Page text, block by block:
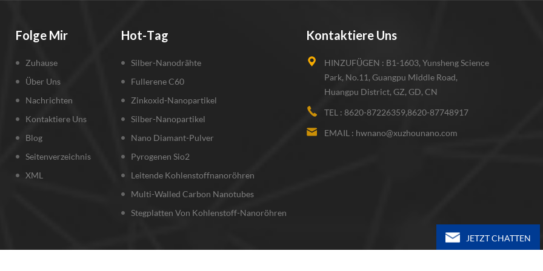
Folge Mir
Zuhause
Über Uns
Nachrichten
Kontaktiere Uns
Blog
Seitenverzeichnis
XML
Hot-Tag
Silber-Nanodrähte
Fullerene C60
Zinkoxid-Nanopartikel
Silber-Nanopartikel
Nano Diamant-Pulver
Pyrogenen Sio2
Leitende Kohlenstoffnanoröhren
Multi-Walled Carbon Nanotubes
Stegplatten Von Kohlenstoff-Nanoröhren
Kontaktiere Uns
HINZUFÜGEN : B1-1603, Yunsheng Science
Park, No.11, Guangpu Middle Road,
Huangpu District, GZ, GD, CN
TEL : 8620-87226359,8620-87748917
EMAIL : hwnano@xuzhounano.com
JETZT CHATTEN